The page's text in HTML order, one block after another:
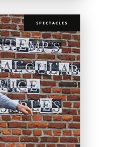
SPECTACLES